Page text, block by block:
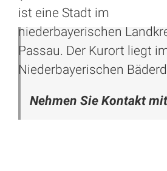
ist eine Stadt im
niederbayerischen
Passau. Der Kurort liegt
Niederbayerischen
Nehmen Sie Kontakt